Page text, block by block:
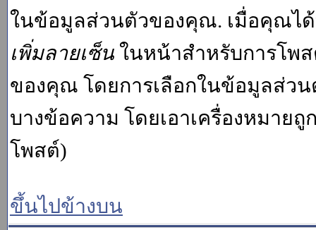
ในข้อมูลส่วนตัวของคุณ. เมื่อคุณไ
เพิ่มลายเซ็น ในหน้าสำหรับการโพ
ของคุณ โดยการเลือกในข้อมูลส่ว
บางข้อความ โดยเอาเครื่องหมาย
โพสต์)
ขึ้นไปข้างบน